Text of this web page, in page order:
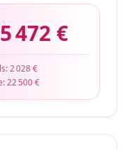
472 €
2 028 €
22 500 €